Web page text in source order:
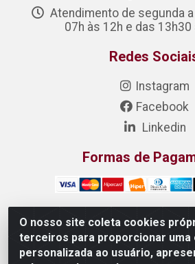
O nosso site coleta cookies
terceiros para proporcionar uma
personalizada ao usuário,
Atendimento de segunda
07h às 12h e das 13h30
Redes
Instagram
Facebook
Linkedin
Formas de
DONIZETE DISTRIBUIDORA DE
Raimundo Matias, 377 - Pedras,